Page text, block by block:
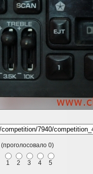
(проголосовало 0)
1
2 3 4 5